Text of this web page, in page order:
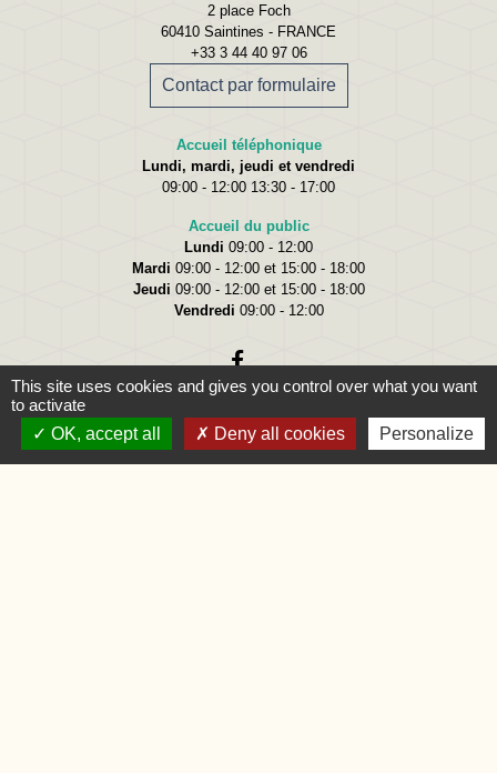
2 place Foch
60410 Saintines - FRANCE
+33 3 44 40 97 06
Contact par formulaire
Accueil téléphonique
Lundi, mardi, jeudi et vendredi
09:00 - 12:00 13:30 - 17:00
Accueil du public
Lundi 09:00 - 12:00
Mardi 09:00 - 12:00 et 15:00 - 18:00
Jeudi 09:00 - 12:00 et 15:00 - 18:00
Vendredi 09:00 - 12:00
This site uses cookies and gives you control over what you want
to activate
OK, accept all
Deny all cookies Personalize